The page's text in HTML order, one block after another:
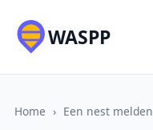
WASPP
Home › Een nest melden